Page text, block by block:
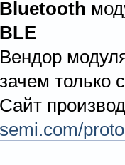
Bluetooth
BLE
Вендор
зачем только
Сайт
semi.com/